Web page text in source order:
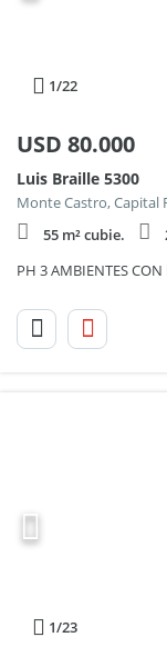
1/22
USD 80.000
Luis Braille 5300
Monte Castro, Capital
55 m² cubie.
PH 3 AMBIENTES
1/23